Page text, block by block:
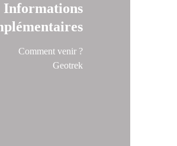
Informations
Comment venir ?
Geotrek